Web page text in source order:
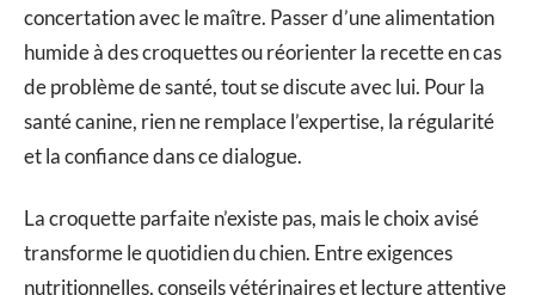
concertation avec le maître. Passer d’une alimentation
humide à des croquettes ou réorienter la recette en cas
de problème de santé, tout se discute avec lui. Pour la
santé canine, rien ne remplace l’expertise, la régularité
et la confiance dans ce dialogue.
La croquette parfaite n’existe pas, mais le choix avisé
transforme le quotidien du chien. Entre exigences
nutritionnelles, conseils vétérinaires et lecture attentive